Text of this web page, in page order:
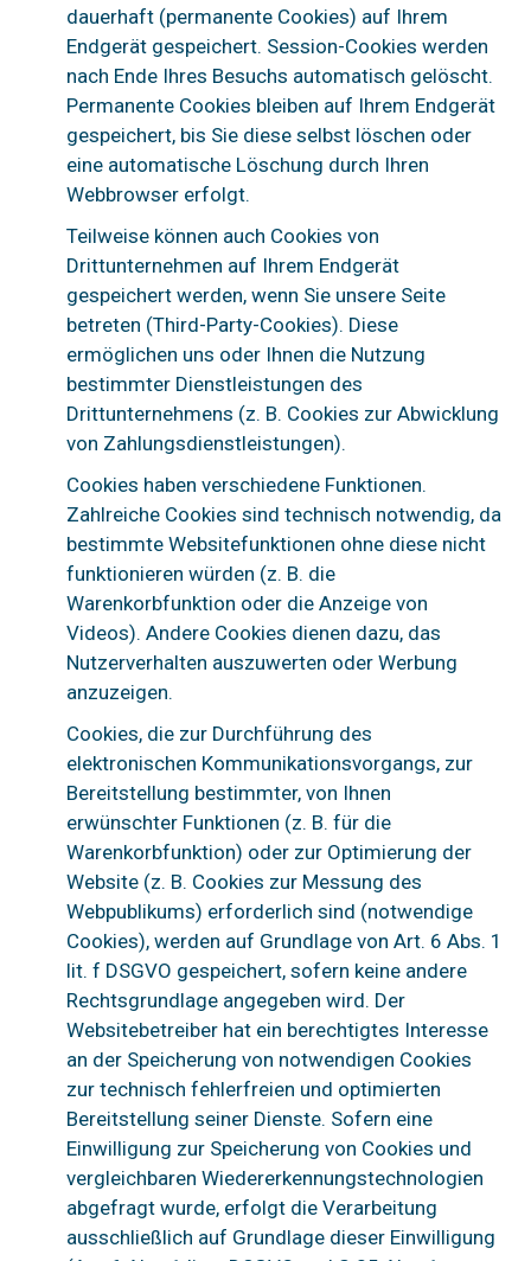
dauerhaft (permanente Cookies) auf Ihrem
Endgerät gespeichert. Session-Cookies werden
nach Ende Ihres Besuchs automatisch gelöscht.
Permanente Cookies bleiben auf Ihrem Endgerät
gespeichert, bis Sie diese selbst löschen oder
eine automatische Löschung durch Ihren
Webbrowser erfolgt.
Teilweise können auch Cookies von
Drittunternehmen auf Ihrem Endgerät
gespeichert werden, wenn Sie unsere Seite
betreten (Third-Party-Cookies). Diese
ermöglichen uns oder Ihnen die Nutzung
bestimmter Dienstleistungen des
Drittunternehmens (z. B. Cookies zur Abwicklung
von Zahlungsdienstleistungen).
Cookies haben verschiedene Funktionen.
Zahlreiche Cookies sind technisch notwendig, da
bestimmte Websitefunktionen ohne diese nicht
funktionieren würden (z. B. die
Warenkorbfunktion oder die Anzeige von
Videos). Andere Cookies dienen dazu, das
Nutzerverhalten auszuwerten oder Werbung
anzuzeigen.
Cookies, die zur Durchführung des
elektronischen Kommunikationsvorgangs, zur
Bereitstellung bestimmter, von Ihnen
erwünschter Funktionen (z. B. für die
Warenkorbfunktion) oder zur Optimierung der
Website (z. B. Cookies zur Messung des
Webpublikums) erforderlich sind (notwendige
Cookies), werden auf Grundlage von Art. 6 Abs. 1
lit. f DSGVO gespeichert, sofern keine andere
Rechtsgrundlage angegeben wird. Der
Websitebetreiber hat ein berechtigtes Interesse
an der Speicherung von notwendigen Cookies
zur technisch fehlerfreien und optimierten
Bereitstellung seiner Dienste. Sofern eine
Einwilligung zur Speicherung von Cookies und
vergleichbaren Wiedererkennungstechnologien
abgefragt wurde, erfolgt die Verarbeitung
ausschließlich auf Grundlage dieser Einwilligung